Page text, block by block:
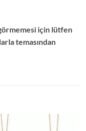
için lütfen
temasından